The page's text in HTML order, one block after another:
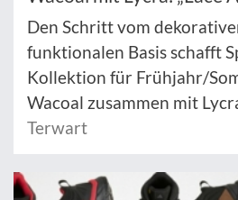
Den Schritt vom
funktionalen Basis schafft
Kollektion für Frühjahr/
Wacoal zusammen mit
Terwart